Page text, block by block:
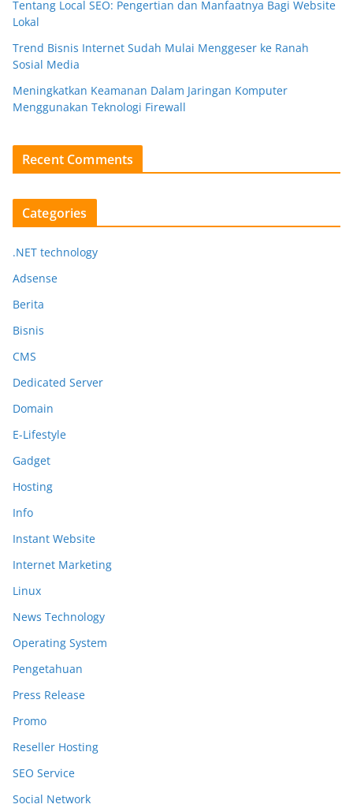
Tentang Local SEO: Pengertian dan Manfaatnya Bagi Website
Lokal
Trend Bisnis Internet Sudah Mulai Menggeser ke Ranah
Sosial Media
Meningkatkan Keamanan Dalam Jaringan Komputer
Menggunakan Teknologi Firewall
Recent Comments
Categories
.NET technology
Adsense
Berita
Bisnis
CMS
Dedicated Server
Domain
E-Lifestyle
Gadget
Hosting
Info
Instant Website
Internet Marketing
Linux
News Technology
Operating System
Pengetahuan
Press Release
Promo
Reseller Hosting
SEO Service
Social Network